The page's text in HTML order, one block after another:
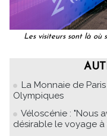
Les visiteurs sont là où
La Monnaie de
Olympiques
Véloscénie : "Nous
désirable le voyage à